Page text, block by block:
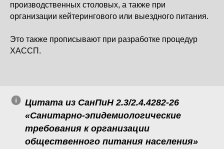
производственных столовых, а также при
организации кейтерингового или выездного питания.
Это также прописывают при разработке процедур
ХАССП.
Цитата из СанПиН 2.3/2.4.4282-26
«Санитарно-эпидемиологические
требования к организации
общественного питания населения»